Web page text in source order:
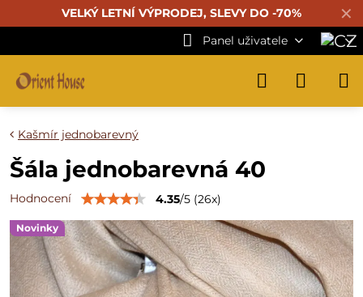
✕
VELKÝ LETNÍ VÝPRODEJ, SLEVY DO -70%
Panel uživatele
Novinky
Kašmír jednobarevný
Šála jednobarevná 40
Hodnocení 4.35/5 (26x)